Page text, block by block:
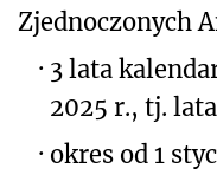
Zjednoczonych
· 3 lata
2025 r., tj.
· okres od 1